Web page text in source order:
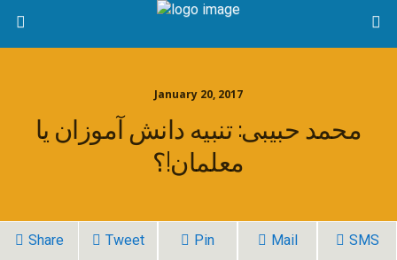
January 20, 2017
محمد حبیبی: تنبیه دانش آموزان یا
معلمان!؟
Share Tweet Pin Mail SMS